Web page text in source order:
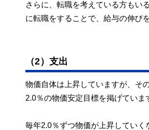
さらに、転職を考えている方もい
に転職をすることで、給与の伸び
（2）支出
物価自体は上昇していますが、そ
2.0％の物価安定目標を掲げていま
毎年2.0％ずつ物価が上昇してい